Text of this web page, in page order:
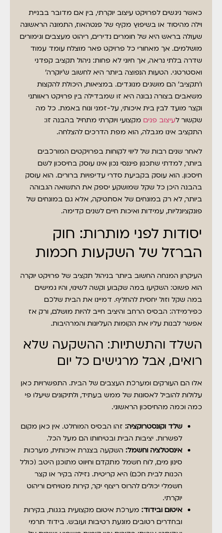
כאשר ניגשים לפרויקט עיצוב יוקרתי, בין אם מדובר בבניית
וילה מהיסוד או בשיפוץ מקיף של פנטהאוז, התמונה הראשונה
שעולה בראש היא של חומרים נדירים, ריהוט מעצבים וגימורים
מושלמים. אך מאחורי כל פרויקט פאר מוצלח עומד עמוד
שדרה בלתי נראה, אך חיוני לא פחות: ניהול תקציב קפדני
ואסטרטגי. הטעות הנפוצה ביותר היא לחשוב ש'יוקרה'
ו'תקציב' הם מושגים מנוגדים. במציאות, היכולת להקצות
משאבים בצורה נבונה היא זו שמבדילה בין פרויקט ראוותני
וקצר מועד לבין בית איכותי, על-זמני ונוח באמת. כל מה
שקשור לעיצוב פנים מקצועי ויוקרתי מתחיל בהבנה זו:
התקציב אינו מגבלה, הוא מפת הדרכים להצלחה.
לאחר שנים רבות של ליווי לקוחות בפרויקטים המורכבים
ביותר, למדתי שתכנון פיננסי נכון אינו עוסק בחיסכון לשם
חיסכון. הוא עוסק בקביעת סדרי עדיפויות ברורים. הוא עוסק
בהבנה היכן כל שקל שמושקע יספק את התשואה הגבוהה
ביותר, לא רק במונחים של אסתטיקה, אלא גם במונחים של
פונקציונליות, עמידות ואיכות חיים לשנים קדימה.
יסודות לפני מותרות: חוק
הברזל של השקעות חכמות
העיקרון המנחה החשוב ביותר בניהול תקציב של פרויקט יוקרה
הוא פשוט: השקיעו במה שקבוע וקשה לשינוי, והיו גמישים
במה שקל וזול יחסית להחליף. דמיינו את הבית שלכם
כפירמידה: הבסיס הרחב והיציב חייב להיות מושלם, ורק אז
אפשר לבנות עליו את הקומות העליונות והמרהיבות.
השלד והתשתיות: ההשקעה שלא
רואים, אבל מרגישים כל יום
אלו הם העורקים ומערכת העצבים של הבית. התפשרויות כאן
עלולות להוביל לאסונות של ממש בעתיד, ולתיקונים שיעלו פי
כמה וכמה מהחיסכון הראשוני.
שלד וקונסטרוקציה: זהו הבסיס המוחלט. אין כאן מקום
לפשרות. יציבות הבית ובטיחותו הם מעל הכל.
אינסטלציה וחשמל: השקעה בצנרת איכותית, מערכות
סינון מים, לוח חשמל מתקדם וחיווט מתוכנן היטב (כולל
הכנות לבית חכם) היא קריטית. נזילה בקיר או קצר
חשמלי יכולים להרוס ריצוף יקר, קירות מטויחים וריהוט
יוקרתי.
איטום ובידוד: מערכת איטום מקצועית בגגות, בקירות
ובחדרים רטובים מונעת רטיבות ועובש. בידוד תרמי